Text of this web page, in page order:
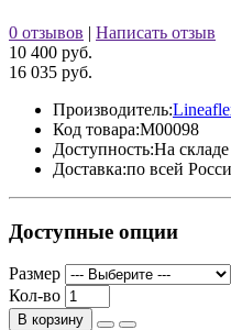
0 отзывов | Написать отзыв
10 400 руб.
16 035 руб.
Производитель:
Код товара:M00098
Доступность:На складе
Доставка:по всей
Доступные опции
Размер
Кол-во
В корзину